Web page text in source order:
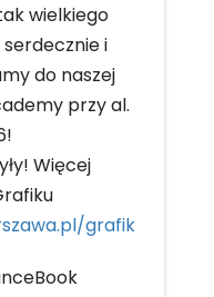
wielkiego
i
do naszej
przy al.
Więcej
grafik